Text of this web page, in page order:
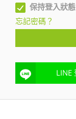
保持登入狀
忘記密碼？
LINE